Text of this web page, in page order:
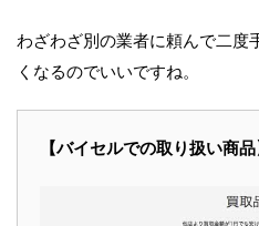
わざわざ別の業者に頼んで二度
くなるのでいいですね。
【バイセルでの取り扱い商品